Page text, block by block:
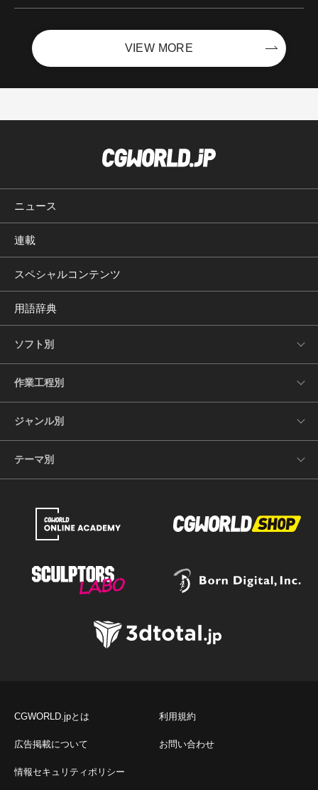
VIEW MORE
ニュース
連載
スペシャルコンテンツ
用語辞典
ソフト別
作業工程別
ジャンル別
テーマ別
CGWORLD.jpとは 利用規約
広告掲載について お問い合わせ
情報セキュリティポリシー